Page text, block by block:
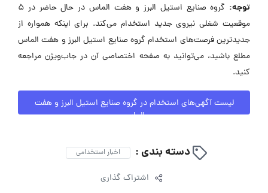
توجه:
گروه صنایع استیل البرز و هفت الماس در حال حاضر در ۵
موقعیت شغلی نیروی جدید استخدام می‌کند. برای اینکه همواره از
جدیدترین فرصت‌های استخدام گروه صنایع استیل البرز و هفت الماس
مطلع باشید، می‌توانید به صفحه اختصاصی آن در جاب‌ویژن مراجعه
کنید.
لیست آگهی‌های استخدام در گروه صنایع استیل البرز و هفت
الماس
دسته بندی : اخبار استخدامی
اشتراک گذاری